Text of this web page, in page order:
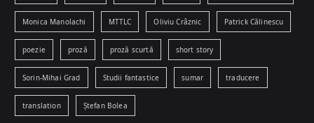
Monica Manolachi MTTLC Oliviu Crâznic Patrick Călinescu
poezie proză proză scurtă short story
Sorin-Mihai Grad Studii fantastice sumar traducere
translation Ștefan Bolea